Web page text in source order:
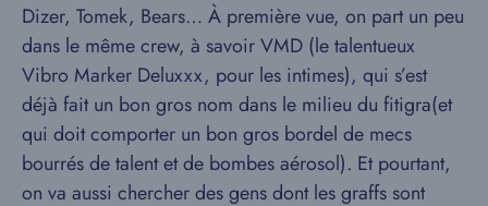
Dizer, Tomek, Bears… À première vue, on part un peu
dans le même crew, à savoir VMD (le talentueux
Vibro Marker Deluxxx, pour les intimes), qui s’est
déjà fait un bon gros nom dans le milieu du fitigra(et
qui doit comporter un bon gros bordel de mecs
bourrés de talent et de bombes aérosol). Et pourtant,
on va aussi chercher des gens dont les graffs sont